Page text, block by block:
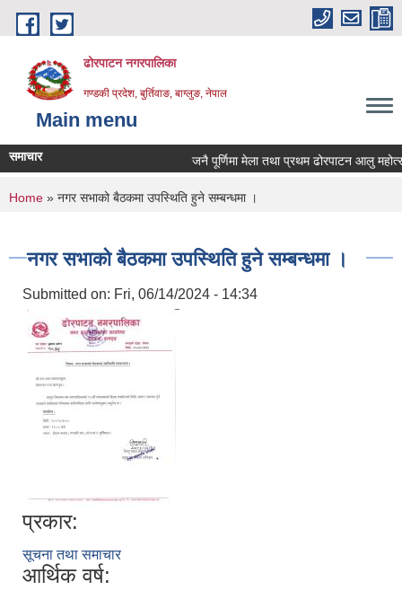
Skip to main content
ढोरपाटन नगरपालिका
गण्डकी प्रदेश, बुर्तिवाङ, बाग्लुङ, नेपाल
Main menu
समाचार जनै पूर्णिमा मेला तथा प्रथम ढोरपाटन आलु
You are here
Home » नगर सभाको बैठकमा उपस्थिति हुने सम्बन्धमा ।
नगर सभाको बैठकमा उपस्थिति हुने सम्बन्धमा ।
Submitted on: Fri, 06/14/2024 - 14:34
प्रकार:
सूचना तथा समाचार
आर्थिक वर्ष: